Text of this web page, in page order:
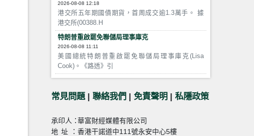
2026-08-08 12:18
港交所五年期國債期貨，首周成交逾1.3萬手。 據
港交所(00388.H
特朗普重啟罷免聯儲局理事庫克
2026-08-08 11:11
美國總統特朗普重啟罷免聯儲局理事庫克(Lisa
Cook)。《路透》引
常見問題 | 聯絡我們 | 免責聲明 | 私隱政策
承印人：華富財經媒體有限公司
地址：香港干諾道中111號永安中心5樓